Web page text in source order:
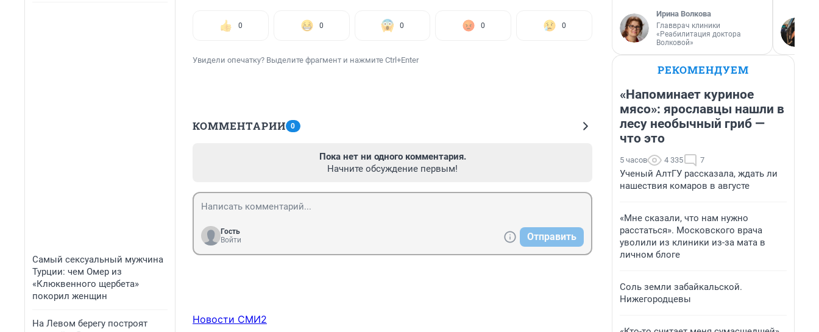
Самый сексуальный мужчина
Турции: чем Омер из
«Клюквенного щербета»
покорил женщин
На Левом берегу построят
0 0 0 0 0
Увидели опечатку? Выделите фрагмент и нажмите Ctrl+Enter
КОММЕНТАРИИ 0
Пока нет ни одного комментария.
Начните обсуждение первым!
Гость
Войти
Отправить
Новости СМИ2
Ирина Волкова
Главврач клиники
«Реабилитация доктора
Волковой»
РЕКОМЕНДУЕМ
«Напоминает куриное
мясо»: ярославцы нашли в
лесу необычный гриб —
что это
5 часов 4 335 7
Ученый АлтГУ рассказала, ждать ли
нашествия комаров в августе
«Мне сказали, что нам нужно
расстаться». Московского врача
уволили из клиники из-за мата в
личном блоге
Соль земли забайкальской.
Нижегородцевы